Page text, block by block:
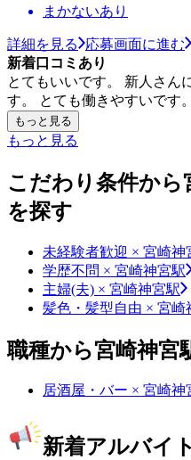
まかないあり
詳細を見る
応募画面に進む
新着口コミあり
とてもいいです。 新人さん
す。 とても働きやすいです
もっと見る
もっと見る
こだわり条件から
を探す
未経験者歓迎 × 宮崎神
学歴不問 × 宮崎神宮駅
主婦(夫) × 宮崎神宮駅
髪色・髪型自由 × 宮崎
職種から宮崎神宮
居酒屋・バー × 宮崎神
新着アルバイト